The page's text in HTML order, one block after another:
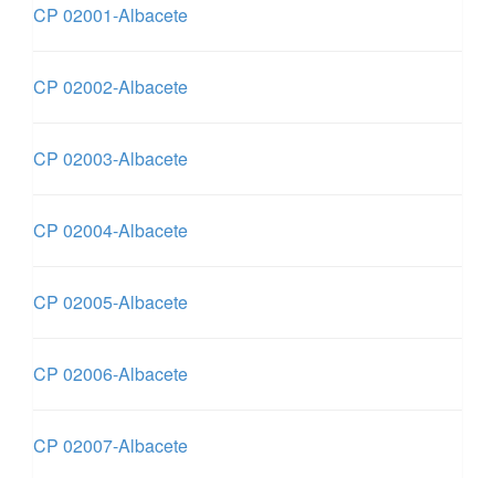
CP 02001-Albacete
CP 02002-Albacete
CP 02003-Albacete
CP 02004-Albacete
CP 02005-Albacete
CP 02006-Albacete
CP 02007-Albacete